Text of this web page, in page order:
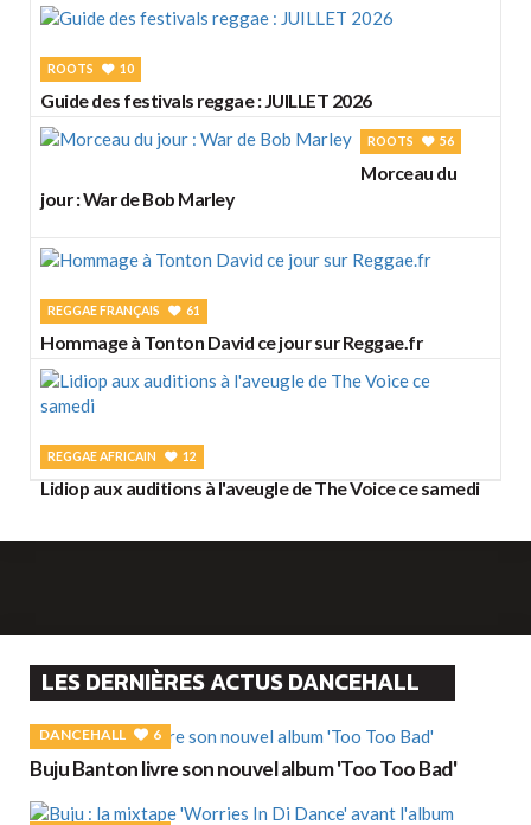
ROOTS 10
Guide des festivals reggae : JUILLET 2026
ROOTS 56
Morceau du
jour : War de Bob Marley
REGGAE FRANÇAIS 61
Hommage à Tonton David ce jour sur Reggae.fr
REGGAE AFRICAIN 12
Lidiop aux auditions à l'aveugle de The Voice ce samedi
LES DERNIÈRES ACTUS DANCEHALL
DANCEHALL 6
Buju Banton livre son nouvel album 'Too Too Bad'